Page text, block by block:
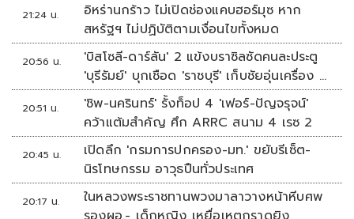
21:24 น.
อิหร่านกร้าว ไม่เปิดช่องแคบฮอร์มุซ หาก
สหรัฐฯ ไม่ปฏิบัติตามเงื่อนไขทั้งหมด
20:56 น.
'บิสโซลี-ดาร์ลัน' 2 แข้งบราซิลซัดคนละประตู
'บุรีรัมย์' บุกเชือด 'ราชบุรี' เก็บชัยอุ่นเครื่อง 4
นัดรวด
20:51 น.
'ชิพ-นครินทร์' รั้งท็อป 4 'เฟอร์-ปัญจรุจน์'
คว้าแต้มสำคัญ ศึก ARRC สนาม 4 เรซ 2
20:45 น.
เปิดลึก 'กรมการปกครอง-มท.' ขยับรีเซ็ต-
นิรโทษกรรม อาวุธปืนทั่วประเทศ
20:17 น.
ในหลวงพระราชทานพวงมาลาวางหน้าหีบศพ